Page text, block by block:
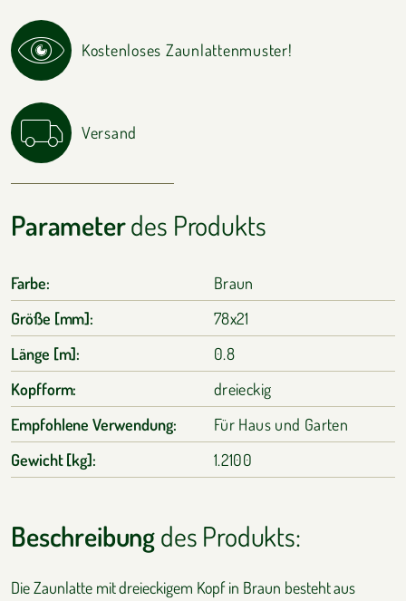
Kostenloses Zaunlattenmuster!
Versand
Parameterdes Produkts
Farbe:
Braun
Größe [mm]:
78x21
Länge [m]:
0.8
Kopfform:
dreieckig
Empfohlene Verwendung:
Für Haus und Garten
Gewicht [kg]:
1.2100
Beschreibungdes Produkts:
Die Zaunlatte mit dreieckigem Kopf in Braun besteht aus